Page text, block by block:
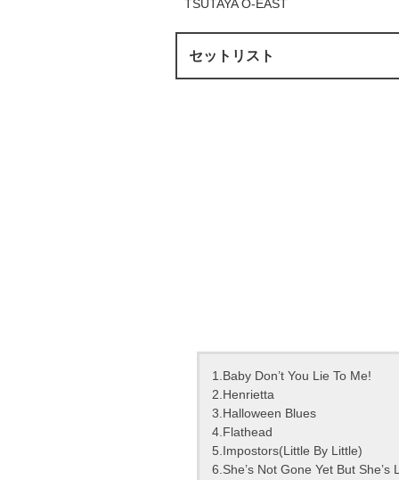
TSUTAYA O-EAST
セットリスト
1.Baby Don’t You Lie To Me!
2.Henrietta
3.Halloween Blues
4.Flathead
5.Impostors(Little By Little)
6.She’s Not Gone Yet But She’s